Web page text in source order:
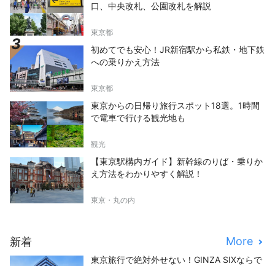
口、中央改札、公園改札を解説
東京都
初めてでも安心！JR新宿駅から私鉄・地下鉄
への乗りかえ方法
東京都
東京からの日帰り旅行スポット18選。1時間
で電車で行ける観光地も
観光
【東京駅構内ガイド】新幹線のりば・乗りか
え方法をわかりやすく解説！
東京・丸の内
新着 More
東京旅行で絶対外せない！GINZA SIXならで